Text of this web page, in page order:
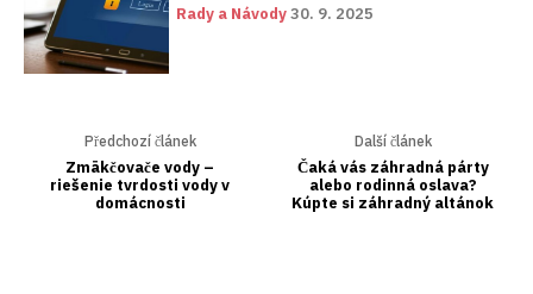
Rady a Návody30. 9. 2025
Předchozí článek
Zmäkčovače vody –
riešenie tvrdosti vody v
domácnosti
Další článek
Čaká vás záhradná párty
alebo rodinná oslava?
Kúpte si záhradný altánok